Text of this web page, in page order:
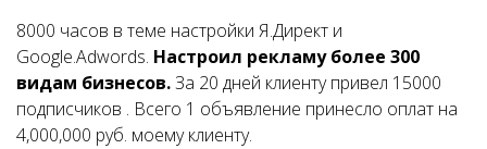
8000 часов в теме настройки Я.Директ и
Google.Adwords. Настроил рекламу более 300
видам бизнесов.За 20 дней клиенту привел 15000
подписчиков . Всего 1 объявление принесло оплат на
4,000,000 руб. моему клиенту.